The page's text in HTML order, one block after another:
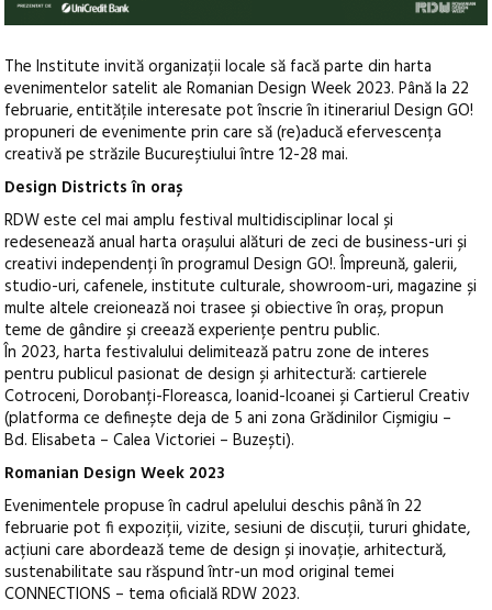
The Institute invită organizații locale să facă parte din harta
evenimentelor satelit ale Romanian Design Week 2023. Până la 22
februarie, entitățile interesate pot înscrie în itinerariul Design GO!
propuneri de evenimente prin care să (re)aducă efervescența
creativă pe străzile Bucureștiului între 12-28 mai.
Design Districts în oraș
RDW este cel mai amplu festival multidisciplinar local și
redesenează anual harta orașului alături de zeci de business-uri și
creativi independenți în programul Design GO!. Împreună, galerii,
studio-uri, cafenele, institute culturale, showroom-uri, magazine și
multe altele creionează noi trasee și obiective în oraș, propun
teme de gândire și creează experiențe pentru public.
În 2023, harta festivalului delimitează patru zone de interes
pentru publicul pasionat de design și arhitectură: cartierele
Cotroceni, Dorobanți-Floreasca, Ioanid-Icoanei și Cartierul Creativ
(platforma ce definește deja de 5 ani zona Grădinilor Cișmigiu –
Bd. Elisabeta – Calea Victoriei – Buzești).
Romanian Design Week 2023
Evenimentele propuse în cadrul apelului deschis până în 22
februarie pot fi expoziții, vizite, sesiuni de discuții, tururi ghidate,
acțiuni care abordează teme de design și inovație, arhitectură,
sustenabilitate sau răspund într-un mod original temei
CONNECTIONS – tema oficială RDW 2023.